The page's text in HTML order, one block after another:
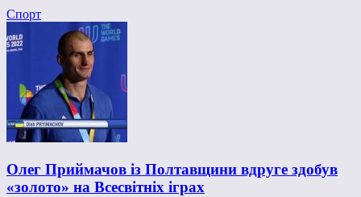
Спорт
Олег Приймачов із Полтавщини вдруге здобув
«золото» на Всесвітніх іграх